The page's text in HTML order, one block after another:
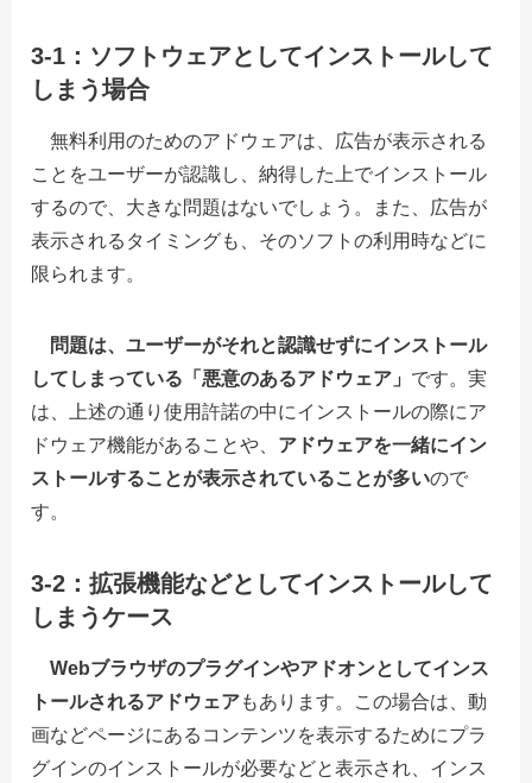
3-1：ソフトウェアとしてインストールして
しまう場合
無料利用のためのアドウェアは、広告が表示される
ことをユーザーが認識し、納得した上でインストール
するので、大きな問題はないでしょう。また、広告が
表示されるタイミングも、そのソフトの利用時などに
限られます。
問題は、ユーザーがそれと認識せずにインストール
してしまっている「悪意のあるアドウェア」 です。実
は、上述の通り使用許諾の中にインストールの際にア
ドウェア機能があることや、 アドウェアを一緒にイン
ストールすることが表示されていることが多いので
す。
3-2：拡張機能などとしてインストールして
しまうケース
Webブラウザのプラグインやアドオンとしてインス
トールされるアドウェアもあります。この場合は、動
画などページにあるコンテンツを表示するためにプラ
グインのインストールが必要などと表示され、インス